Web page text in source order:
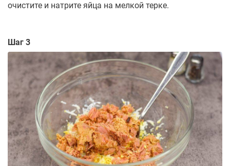
очистите и натрите яйца на мелкой терке.
Шаг 3